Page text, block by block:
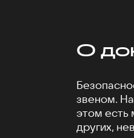
О
звеном.
этом есть
других,